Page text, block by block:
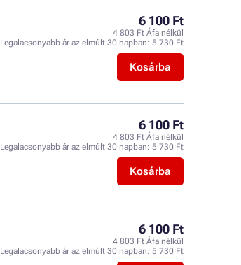
6 100 Ft
4 803 Ft Áfa nélkül
Legalacsonyabb ár az elmúlt 30 napban: 5 730 Ft
Kosárba
6 100 Ft
4 803 Ft Áfa nélkül
Legalacsonyabb ár az elmúlt 30 napban: 5 730 Ft
Kosárba
6 100 Ft
4 803 Ft Áfa nélkül
Legalacsonyabb ár az elmúlt 30 napban: 5 730 Ft